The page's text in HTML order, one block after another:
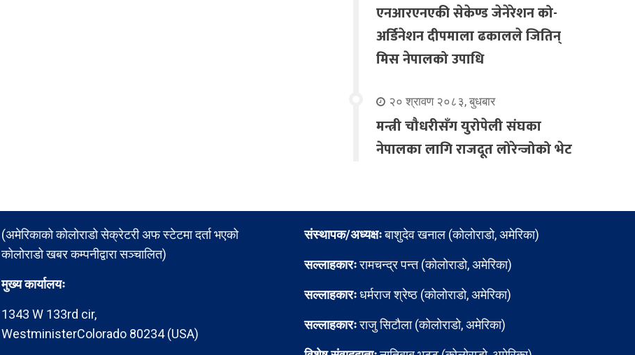
एनआरएनएकी सेकेण्ड जेनेरेशन को-
अर्डिनेशन दीपमाला ढकालले जितिन्
मिस नेपालको उपाधि
२० श्रावण २०८३, बुधबार
मन्त्री चौधरीसँग युरोपेली संघका
नेपालका लागि राजदूत लोरेन्जोको भेट
(अमेरिकाको कोलोराडो सेक्रेटरी अफ स्टेटमा दर्ता भएको
कोलोराडो खबर कम्पनीद्वारा सञ्चालित)
मुख्य कार्यालयः
1343 W 133rd cir,
WestministerColorado 80234 (USA)
संस्थापक/अध्यक्षःबाशुदेव खनाल (कोलोराडो, अमेरिका)
सल्लाहकारःरामचन्द्र पन्त (कोलोराडो, अमेरिका)
सल्लाहकारःधर्मराज श्रेष्ठ (कोलोराडो, अमेरिका)
सल्लाहकारःराजु सिटौला (कोलोराडो, अमेरिका)